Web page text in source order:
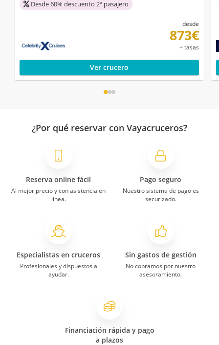
Desde 60% descuento 2º pasajero
desde
873€
+ tasas
Ver crucero
¿Por qué reservar con Vayacruceros?
Reserva online fácil
Al mejor precio y con asistencia en
línea.
Pago seguro
Nuestro sistema de pago es
securizado.
Especialistas en cruceros
Profesionales y dispuestos a
ayudar.
Sin gastos de gestión
No cobramos por nuestro
asesoramiento.
Financiación rápida y pago
a plazos